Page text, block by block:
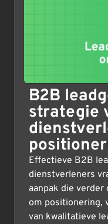
B2B
strategie
Effectieve B2B
dienstverleners
aanpak die
om positionering,
van kwalitatieve